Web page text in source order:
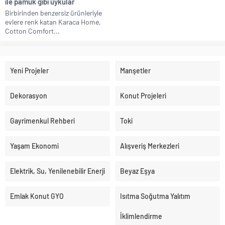
Birbirinden benzersiz ürünleriyle
evlere renk katan Karaca Home,
Cotton Comfort...
Yeni Projeler Manşetler
Dekorasyon Konut Projeleri
Gayrimenkul Rehberi Toki
Yaşam Ekonomi Alışveriş Merkezleri
Elektrik, Su, Yenilenebilir Enerji Beyaz Eşya
Emlak Konut GYO Isıtma Soğutma Yalıtım
İklimlendirme